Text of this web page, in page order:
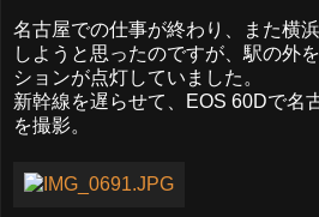
名古屋での仕事が終わり、また横
しようと思ったのですが、駅の外
ションが点灯していました。
新幹線を遅らせて、EOS 60Dで名
を撮影。